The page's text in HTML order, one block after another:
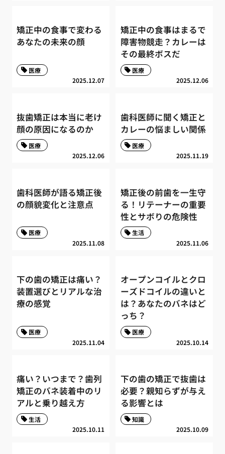
矯正中の食事で変わる
あなたの未来の顔
2025.12.07
医療
矯正中の食事はまるで
障害物競走？カレーは
その最終ボスだ
2025.12.06
医療
抜歯矯正は本当に老け
顔の原因になるのか
2025.12.06
医療
歯科医師に聞く矯正と
カレーの悩ましい関係
2025.11.19
医療
歯科医師が語る矯正後
の顔貌変化と注意点
2025.11.08
医療
矯正後の前歯を一生守
る！リテーナーの重要
性とサボりの危険性
2025.11.06
生活
下の歯の矯正は痛い？
装置選びとリアルな治
療の感覚
2025.11.04
医療
オープンコイルとクロ
ーズドコイルの違いと
は？あなたのバネはど
っち？
2025.10.14
医療
痛い？いつまで？歯列
矯正のバネ装着中のリ
アルと乗り越え方
2025.10.11
生活
下の歯の矯正で抜歯は
必要？親知らずが与え
る影響とは
2025.10.09
知識